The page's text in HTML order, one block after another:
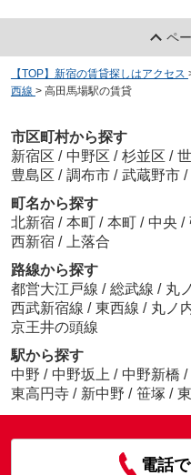
ペ
【TOP】新宿の賃貸探しはアクセス
西線 > 高田馬場駅の賃貸
市区町村から探す
新宿区 / 中野区 / 杉並区 /
豊島区 / 調布市 / 武蔵野市 /
町名から探す
北新宿 / 本町 / 本町 / 中央 /
西新宿 /
上落合
路線から探す
都営大江戸線 / 総武線 / 丸
西武新宿線 / 東西線 / 丸ノ
京王井の頭線
駅から探す
中野 / 中野坂上 / 中野新橋 /
東高円寺 / 新中野 / 笹塚 /
電話